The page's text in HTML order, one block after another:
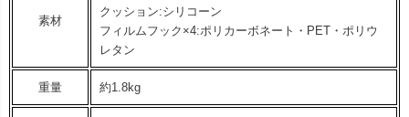
素材
クッション:シリコーン
フィルムフック×4:ポリカーボネート・PET・ポリウ
レタン
重量 約1.8kg